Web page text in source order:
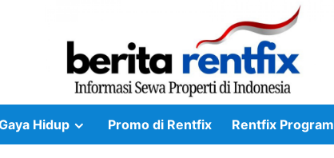
Hidup Promo di Rentfix Rentfix Program